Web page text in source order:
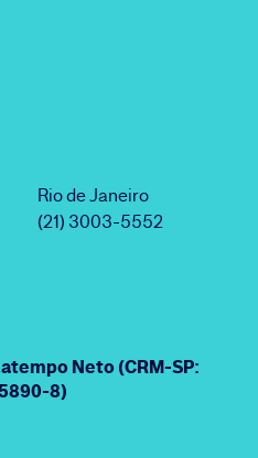
Rio de Janeiro
(21) 3003-5552
Neto (CRM-SP:
8)